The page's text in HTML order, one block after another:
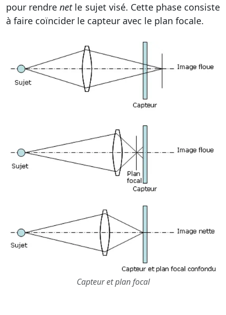
pour rendrenetle sujet visé. Cette phase consiste
à faire coïncider le capteur avec le plan focale.
Capteur et plan focal